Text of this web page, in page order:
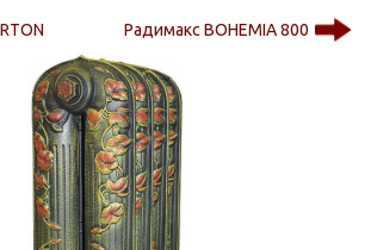
Радимакс BOHEMIA 800